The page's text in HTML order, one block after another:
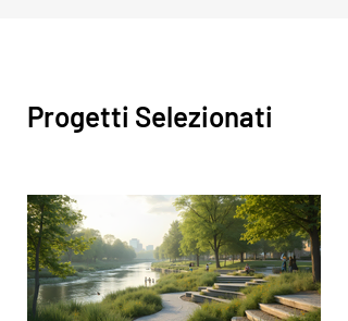
Progetti Selezionati